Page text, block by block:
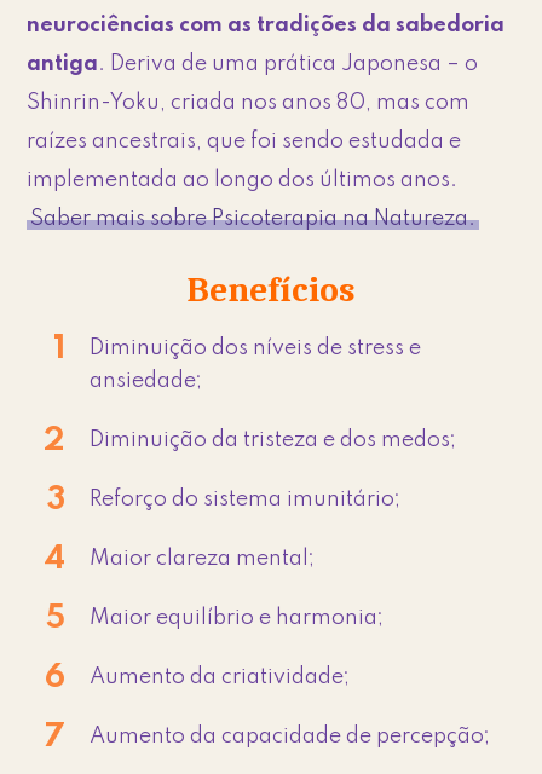
neurociências com as tradições da sabedoria
antiga. Deriva de uma prática Japonesa – o
Shinrin-Yoku, criada nos anos 80, mas com
raízes ancestrais, que foi sendo estudada e
implementada ao longo dos últimos anos.
Saber mais sobre Psicoterapia na Natureza.
Benefícios
Diminuição dos níveis de stress e
ansiedade;
Diminuição da tristeza e dos medos;
Reforço do sistema imunitário;
Maior clareza mental;
Maior equilíbrio e harmonia;
Aumento da criatividade;
Aumento da capacidade de percepção;